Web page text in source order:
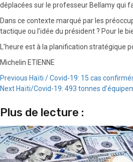
déplacées sur le professeur Bellamy qui
Dans ce contexte marqué par les
tactique ou l’idée du président ? Pour le
L’heure est à la planification stratégique
Michelin ETIENNE
Continue
Reading
Previous Haïti / Covid-19: 15 cas
Next Haïti/Covid-19: 493 tonnes
Plus de lecture :